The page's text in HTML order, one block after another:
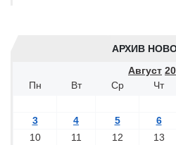
АРХИВ
Август
Пн
Вт Ср Чт
3
4 5 6
10
11 12 13